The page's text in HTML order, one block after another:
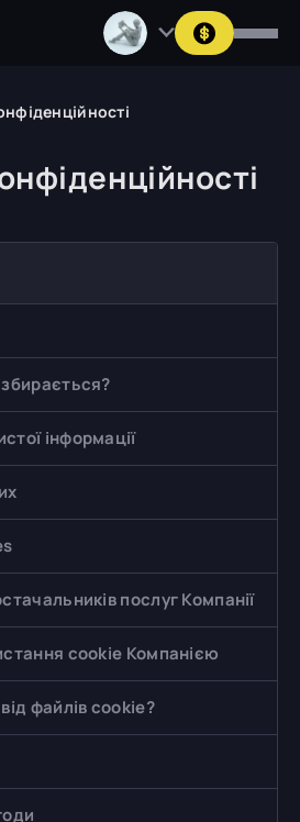
інформації
послуг Компанії
cookie Компанією
файлів cookie?